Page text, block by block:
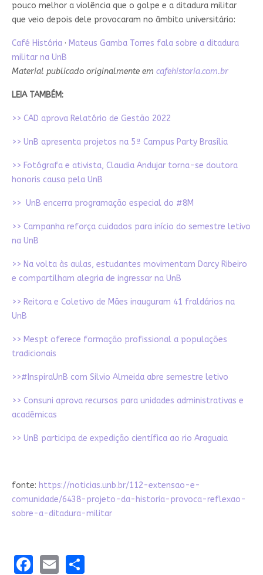
pouco melhor a violência que o golpe e a ditadura militar
que veio depois dele provocaram no âmbito universitário:
Café História· Mateus Gamba Torres fala sobre a ditadura
militar na UnB
Material publicado originalmente em cafehistoria.com.br
LEIA TAMBÉM:
>> CAD aprova Relatório de Gestão 2022
>> UnB apresenta projetos na 5ª Campus Party Brasília
>> Fotógrafa e ativista, Claudia Andujar torna-se doutora
honoris causa pela UnB
>> UnB encerra programação especial do #8M
>> Campanha reforça cuidados para início do semestre letivo
na UnB
>> Na volta às aulas, estudantes movimentam Darcy Ribeiro
e compartilham alegria de ingressar na UnB
>> Reitora e Coletivo de Mães inauguram 41 fraldários na
UnB
>> Mespt oferece formação profissional a populações
tradicionais
>>#InspiraUnB com Silvio Almeida abre semestre letivo
>> Consuni aprova recursos para unidades administrativas e
acadêmicas
>> UnB participa de expedição científica ao rio Araguaia
fonte: https://noticias.unb.br/112-extensao-e-
comunidade/6438-projeto-da-historia-provoca-reflexao-
sobre-a-ditadura-militar
Facebook
EmailShare